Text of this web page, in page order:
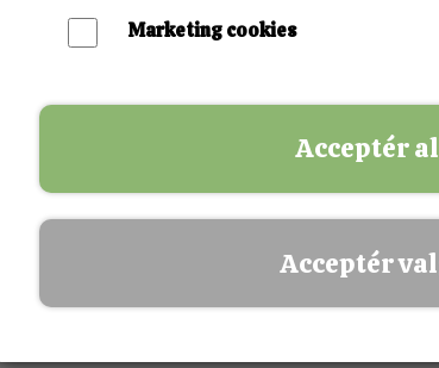
✅ Hurtig levering
Marketing cookies
Acceptér
Acceptér